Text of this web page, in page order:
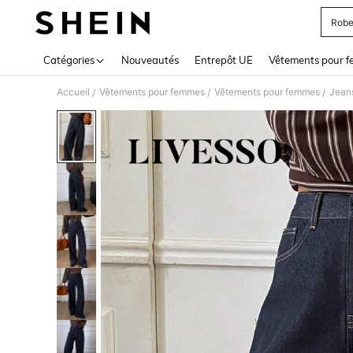
Catégories Nouveautés Entrepôt UE Vêtements pour
Accueil / Vêtements pour femmes / Vêtements pour femmes /